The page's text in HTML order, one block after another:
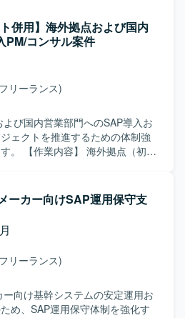
併用】海外拠点および国内
PM/コンサル案件
リーランス)
よび国内営業部門へのSAP導入お
ェクトを推進するための体制強
初期
導入、および関連する可視化
討、要件整理、設計支援などを
全体計画策定や進行管理、課題
整を担い、コンサルタントは各
、設計レビュー、受入支援
物像】 グロー
いて主体的にコミュニケーショ
ながら物事を前に進められる方
の業務を理解したうえで、論理
ーカー向けSAP運用保守支
リーランス)
ー向け基幹システムの安定運用お
め、SAP運用保守体制を強化す